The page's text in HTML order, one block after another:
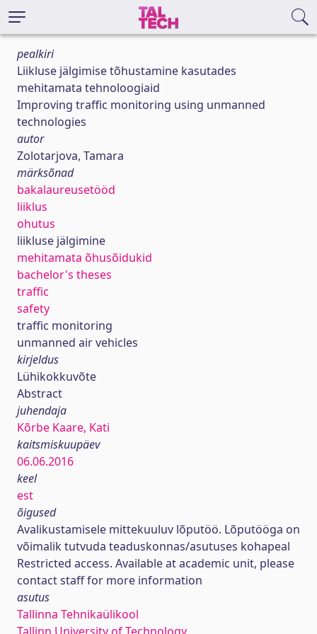
pealkiri
Liikluse jälgimise tõhustamine kasutades
mehitamata tehnoloogiaid
Improving traffic monitoring using unmanned
technologies
autor
Zolotarjova, Tamara
märksõnad
bakalaureusetööd
liiklus
ohutus
liikluse jälgimine
mehitamata õhusõidukid
bachelor's theses
traffic
safety
traffic monitoring
unmanned air vehicles
kirjeldus
Lühikokkuvõte
Abstract
juhendaja
Kõrbe Kaare, Kati
kaitsmiskuupäev
06.06.2016
keel
est
õigused
Avalikustamisele mittekuuluv lõputöö. Lõputööga on
võimalik tutvuda teaduskonnas/asutuses kohapeal
Restricted access. Available at academic unit, please
contact staff for more information
asutus
Tallinna Tehnikaülikool